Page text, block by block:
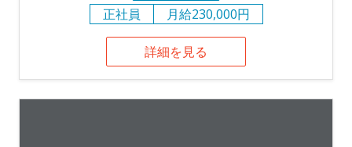
正社員
月給230,000円
詳細を見る